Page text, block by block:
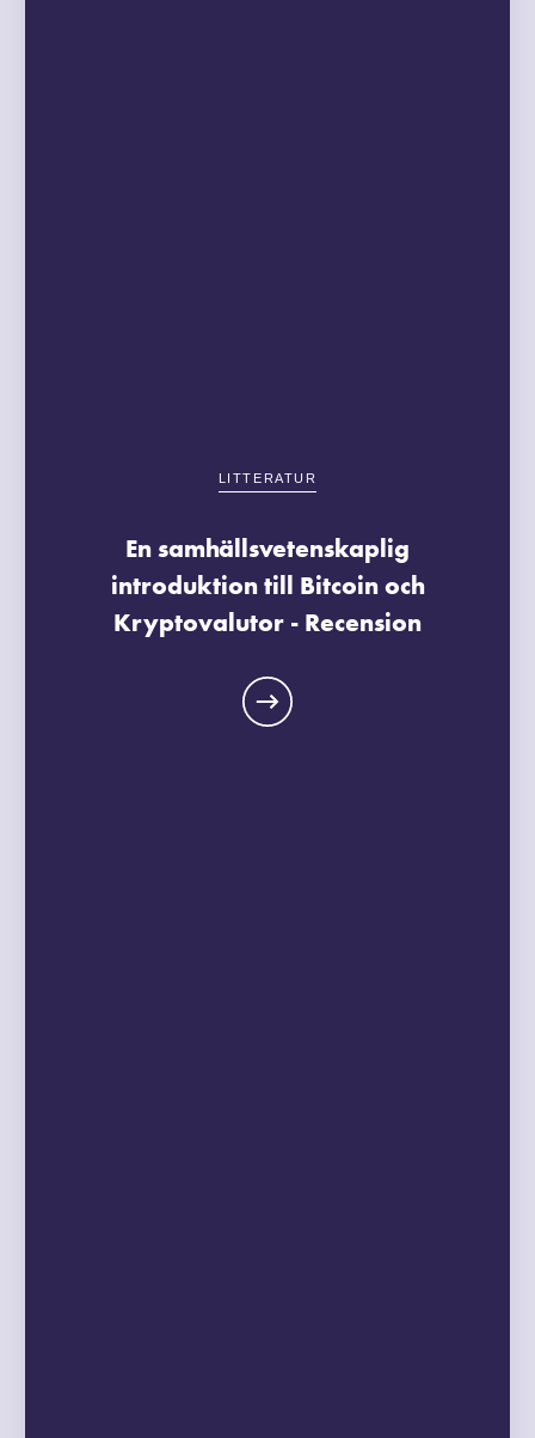
LITTERATUR
En samhällsvetenskaplig
introduktion till Bitcoin och
Kryptovalutor - Recension